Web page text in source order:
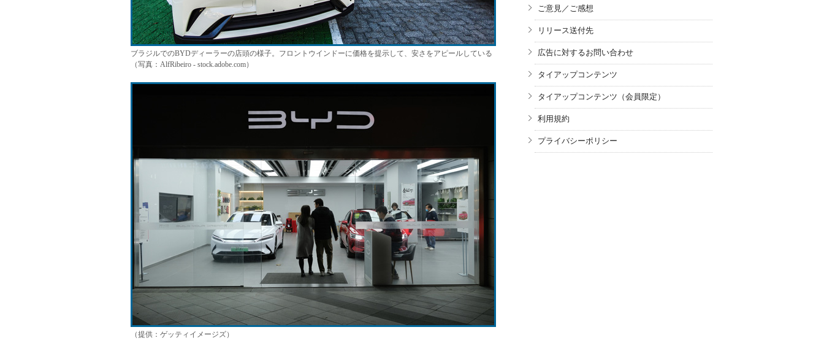
ブラジルでのBYDディーラーの店頭の様子。フロントウインドーに価格を提示して、安さをアピールしている
（写真：AlfRibeiro - stock.adobe.com）
（提供：ゲッティイメージズ）
ご意見／ご感想
リリース送付先
広告に対するお問い合わせ
タイアップコンテンツ
タイアップコンテンツ（会員限定）
利用規約
プライバシーポリシー